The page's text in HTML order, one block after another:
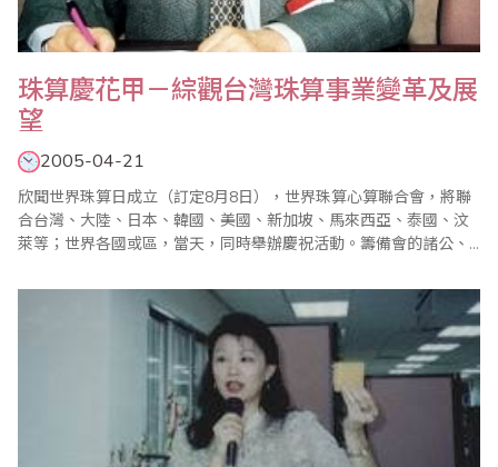
珠算慶花甲－綜觀台灣珠算事業變革及展
望
2005-04-21
欣聞世界珠算日成立（訂定8月8日），世界珠算心算聯合會，將聯
合台灣、大陸、日本、韓國、美國、新加坡、馬來西亞、泰國、汶
萊等；世界各國或區，當天，同時舉辦慶祝活動。籌備會的諸公、
珠算心算事業發展，用心良苦，熱心推動，終於完成承先啟後鉅大
的組織工程。筆者從事珠算教育四十年餘，內心深感興奮，恭逢珠
壇喜訊，萬民同慶之際，特地向參與籌備會的..